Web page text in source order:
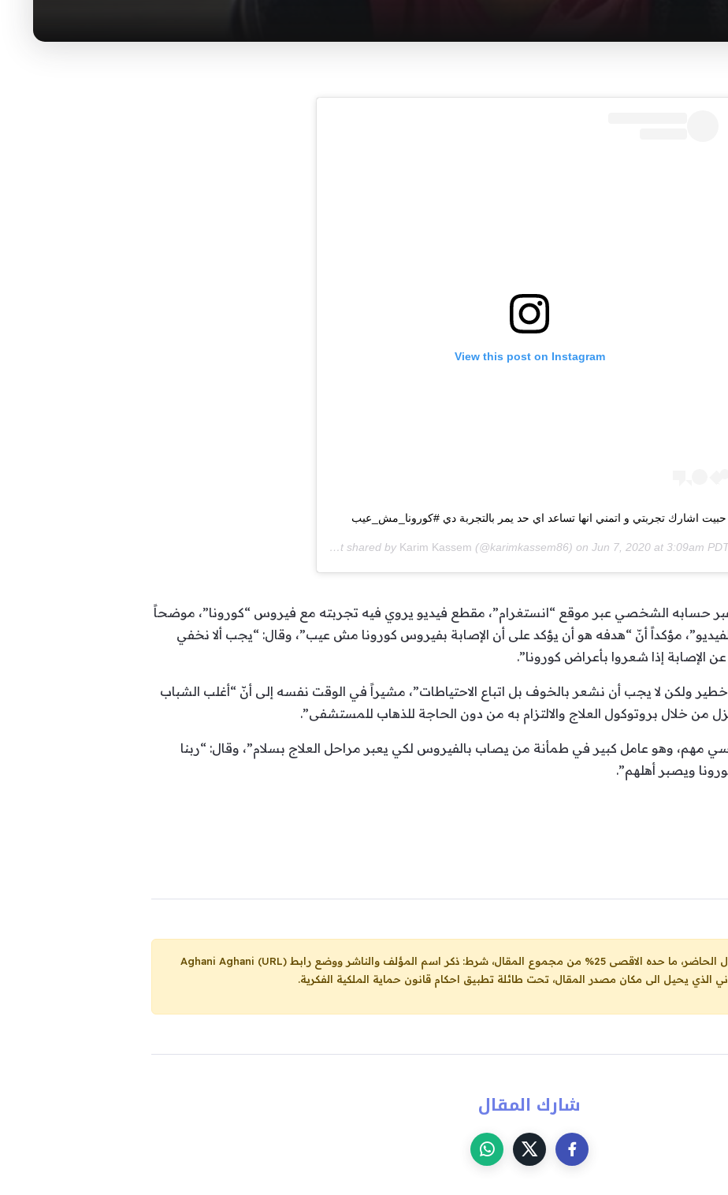
View this post on Instagram
حبيت اشارك تجربتي و اتمني انها تساعد اي حد يمر بالتجربة دي #كورونا_مش_عيب
A post shared by Karim Kassem (@karimkassem86) on Jun 7, 2020 at 3:09am
حسابه الشخصي عبر موقع “انستغرام”، مقطع فيديو يروي فيه تجربته مع فيروس “كورونا”، موضحاً
الفيديو”، مؤكداً أنّ “هدفه هو أن يؤكد على أن الإصابة بفيروس كورونا مش عيب”، وقال: “يجب ألا نخفي
عن الإصابة إذا شعروا بأعراض كورونا”.
ولكن لا يجب أن نشعر بالخوف بل اتباع الاحتياطات”، مشيراً في الوقت نفسه إلى أنّ “أغلب الشباب
خلال بروتوكول العلاج والالتزام به من دون الحاجة للذهاب للمستشفى”.
مهم، وهو عامل كبير في طمأنة من يصاب بالفيروس لكي يعبر مراحل العلاج بسلام”، وقال: “ربنا
ويصبر أهلهم”.
المقال، شرط: ذكر اسم المؤلف والناشر ووضع رابط
Aghani Aghani (URL)
الذي يحيل الى مكان مصدر المقال، تحت طائلة تطبيق احكام قانون حماية الملكية الفكرية.
شارك المقال